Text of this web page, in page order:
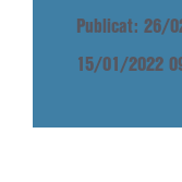
Publicat: 26/
15/01/2022